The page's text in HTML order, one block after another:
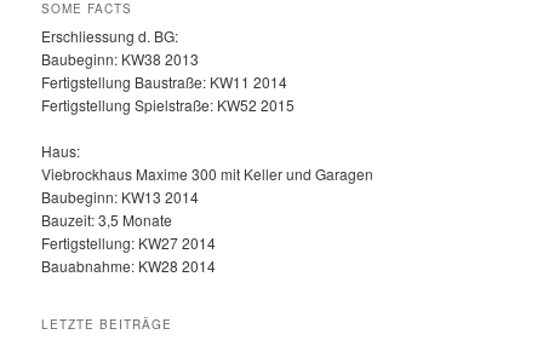
SOME FACTS
Erschliessung d. BG:
Baubeginn: KW38 2013
Fertigstellung Baustraße: KW11 2014
Fertigstellung Spielstraße: KW52 2015
Haus:
Viebrockhaus Maxime 300 mit Keller und Garagen
Baubeginn: KW13 2014
Bauzeit: 3,5 Monate
Fertigstellung: KW27 2014
Bauabnahme: KW28 2014
LETZTE BEITRÄGE